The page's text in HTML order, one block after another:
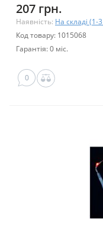
207 грн.
Наявність: На складі (1-
Код товару: 1015068
Гарантія: 0 міс.
0